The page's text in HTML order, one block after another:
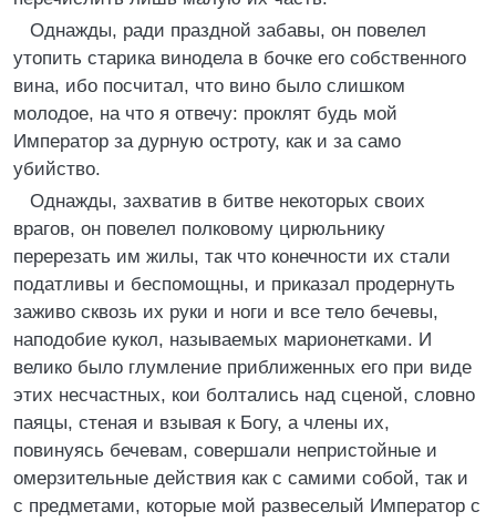
Однажды, ради праздной забавы, он повелел
утопить старика винодела в бочке его собственного
вина, ибо посчитал, что вино было слишком
молодое, на что я отвечу: проклят будь мой
Император за дурную остроту, как и за само
убийство.
Однажды, захватив в битве некоторых своих
врагов, он повелел полковому цирюльнику
перерезать им жилы, так что конечности их стали
податливы и беспомощны, и приказал продернуть
заживо сквозь их руки и ноги и все тело бечевы,
наподобие кукол, называемых марионетками. И
велико было глумление приближенных его при виде
этих несчастных, кои болтались над сценой, словно
паяцы, стеная и взывая к Богу, а члены их,
повинуясь бечевам, совершали непристойные и
омерзительные действия как с самими собой, так и
с предметами, которые мой развеселый Император с